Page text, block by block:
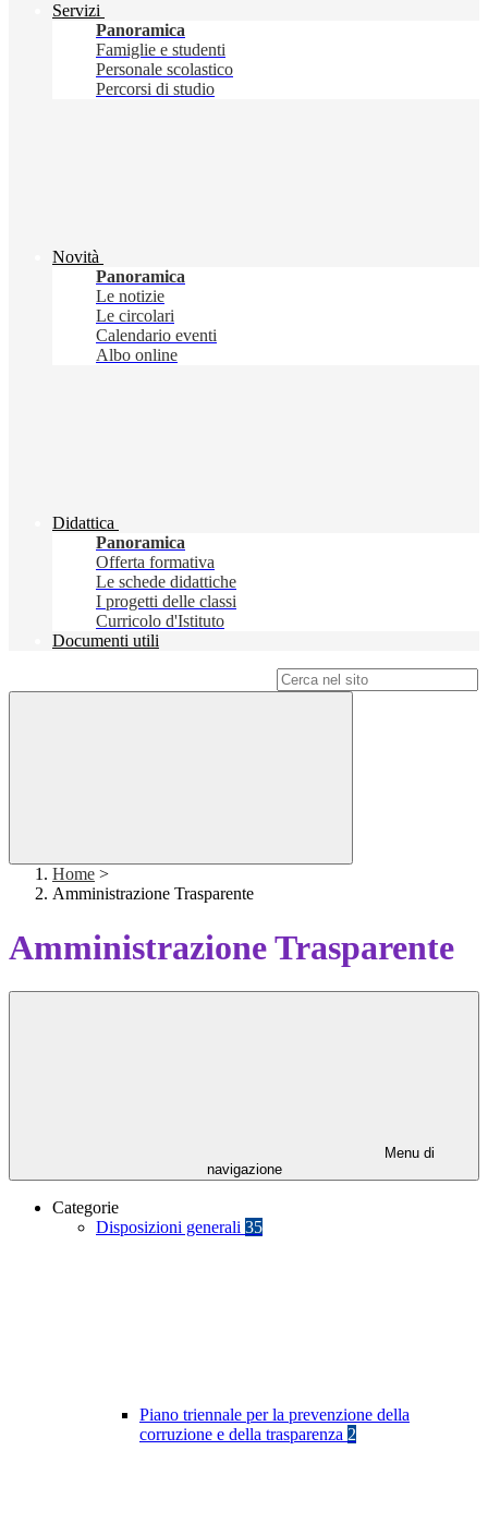
Servizi
Panoramica
Famiglie e studenti
Personale scolastico
Percorsi di studio
Novità
Panoramica
Le notizie
Le circolari
Calendario eventi
Albo online
Didattica
Panoramica
Offerta formativa
Le schede didattiche
I progetti delle classi
Curricolo d'Istituto
Documenti utili
Home >
Amministrazione Trasparente
Amministrazione Trasparente
Menu di
navigazione
Categorie
Disposizioni generali 35
Piano triennale per la prevenzione della
corruzione e della trasparenza 2